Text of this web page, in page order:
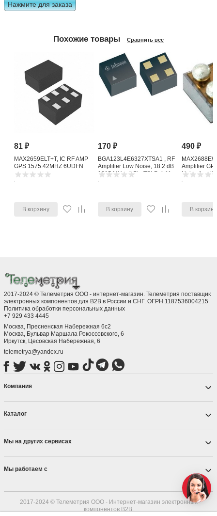
Нажмите для заказа
Похожие товары Сравнить все
81₽
MAX2659ELT+T, IC RF AMP
GPS 1575.42MHZ 6UDFN
В корзину
170₽
BGA123L4E6327XTSA1 , RF
Amplifier Low Noise, 18.2 dB
1615 MHz, 4-Pin TSLP-4-11
В корзину
490₽
Amplifier
Noise
В корзину
2017-2024 © Телеметрия ООО - интернет-магазин. Телеметрия поставщик
электронных компонентов для B2B в России и СНГ. ОГРН 1187536004215
Политика обработки персональных данных
+7 929 433 4445
Москва, Пресненская Набережная 6с2
Москва, ​Бульвар Маршала Рокоссовского, 6
Иркутск, ​Цесовская Набережная, 6
telemetrya@yandex.ru
Компания
Каталог
Мы на других сервисах
Мы работаем с
2017-2024 © Телеметрия ООО - Интернет-магазин электронных
компонентов B2B.